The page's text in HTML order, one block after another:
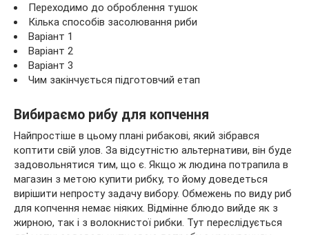
Переходимо до оброблення тушок
Кілька способів засолювання риби
Варіант 1
Варіант 2
Варіант 3
Чим закінчується підготовчий етап
Вибираємо рибу для копчення
Найпростіше в цьому плані рибакові, який зібрався
коптити свій улов. За відсутністю альтернативи, він буде
задовольнятися тим, що є. Якщо ж людина потрапила в
магазин з метою купити рибку, то йому доведеться
вирішити непросту задачу вибору. Обмежень по виду риб
для копчення немає ніяких. Відмінне блюдо вийде як з
жирною, так і з волокнистої рибки. Тут переслідується